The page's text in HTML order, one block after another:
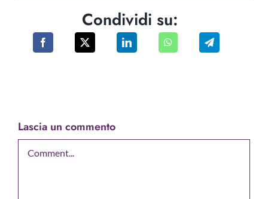
Condividi su:
Lascia un commento